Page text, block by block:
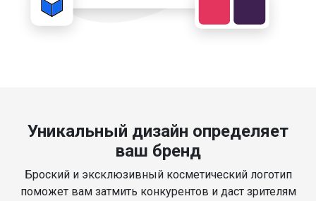
Уникальный дизайн определяет
ваш бренд
Броский и эксклюзивный косметический логотип
поможет вам затмить конкурентов и даст зрителям